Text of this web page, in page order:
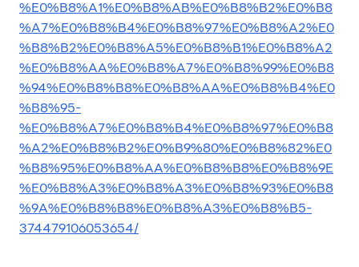
%E0%B8%A1%E0%B8%AB%E0%B8%B2%E0%B8
%A7%E0%B8%B4%E0%B8%97%E0%B8%A2%E0
%B8%B2%E0%B8%A5%E0%B8%B1%E0%B8%A2
%E0%B8%AA%E0%B8%A7%E0%B8%99%E0%B8
%94%E0%B8%B8%E0%B8%AA%E0%B8%B4%E0
%B8%95-
%E0%B8%A7%E0%B8%B4%E0%B8%97%E0%B8
%A2%E0%B8%B2%E0%B9%80%E0%B8%82%E0
%B8%95%E0%B8%AA%E0%B8%B8%E0%B8%9E
%E0%B8%A3%E0%B8%A3%E0%B8%93%E0%B8
%9A%E0%B8%B8%E0%B8%A3%E0%B8%B5-
374479106053654/